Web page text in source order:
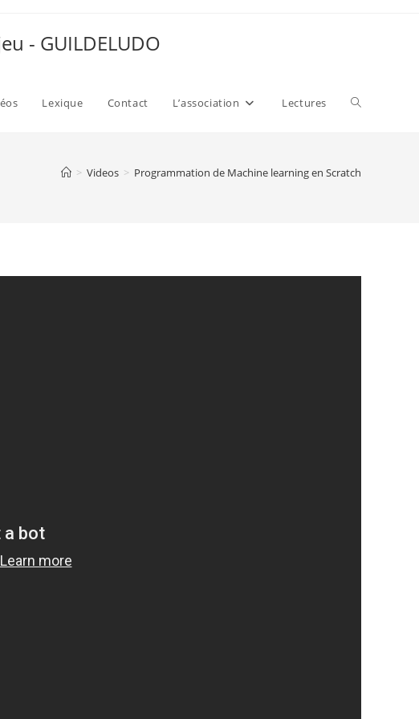
- GUILDELUDO
Lexique Contact L’association Lectures Toggle
> Videos > Programmation de Machine learning en Scratch